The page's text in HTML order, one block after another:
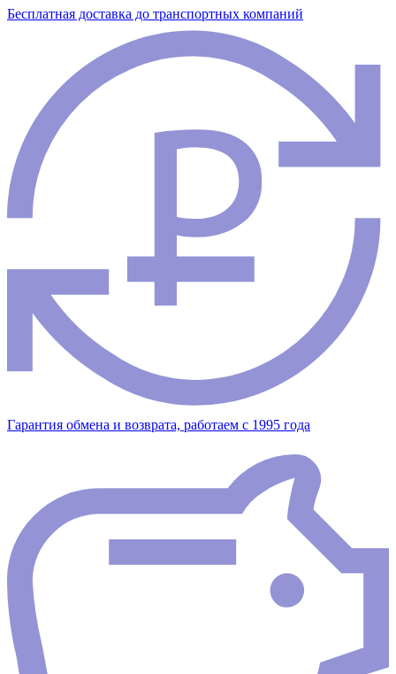
Бесплатная доставка до транспортных компаний
Гарантия обмена и возврата, работаем с 1995 года